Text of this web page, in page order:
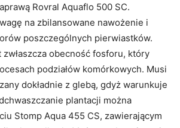
Rovral Aquaflo 500 SC.
na zbilansowane nawożenie i
poszczególnych pierwiastków.
zwłaszcza obecność fosforu, który
podziałów komórkowych. Musi
dokładnie z glebą, gdyż warunkuje
plantacji można
Stomp Aqua 455 CS, zawierającym